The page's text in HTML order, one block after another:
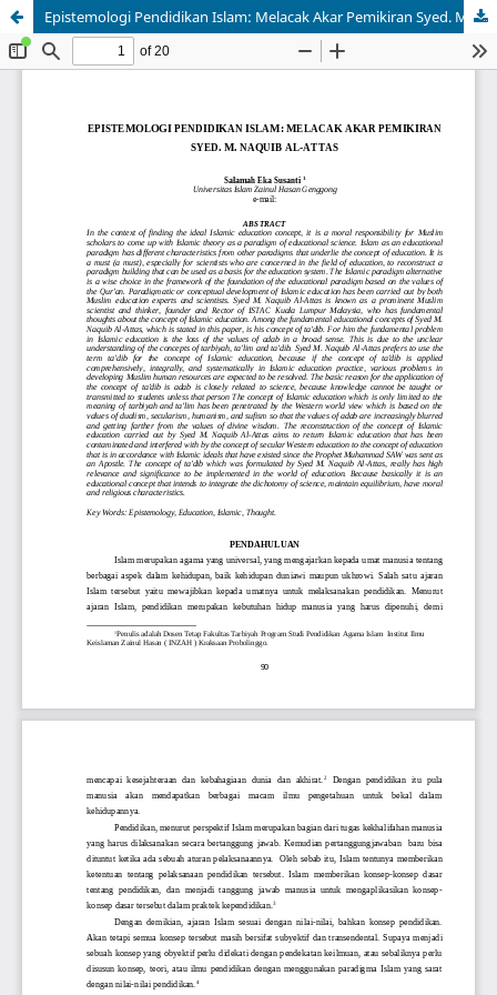
Epistemologi Pendidikan Islam: Melacak Akar Pemikiran Syed. M. Naquib al-Attas